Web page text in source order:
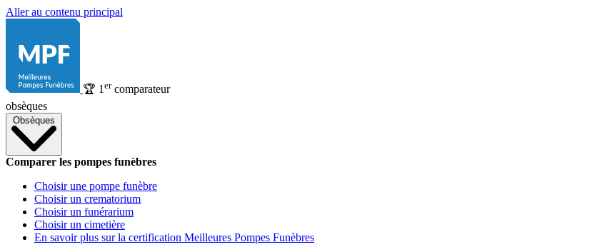
Aller au contenu principal
🏆 1 ercomparateur
obsèques
Obsèques
Comparer les pompes funèbres
Choisir une pompe funèbre
Choisir un crematorium
Choisir un funérarium
Choisir un cimetière
En savoir plus sur la certification Meilleures Pompes Funèbres